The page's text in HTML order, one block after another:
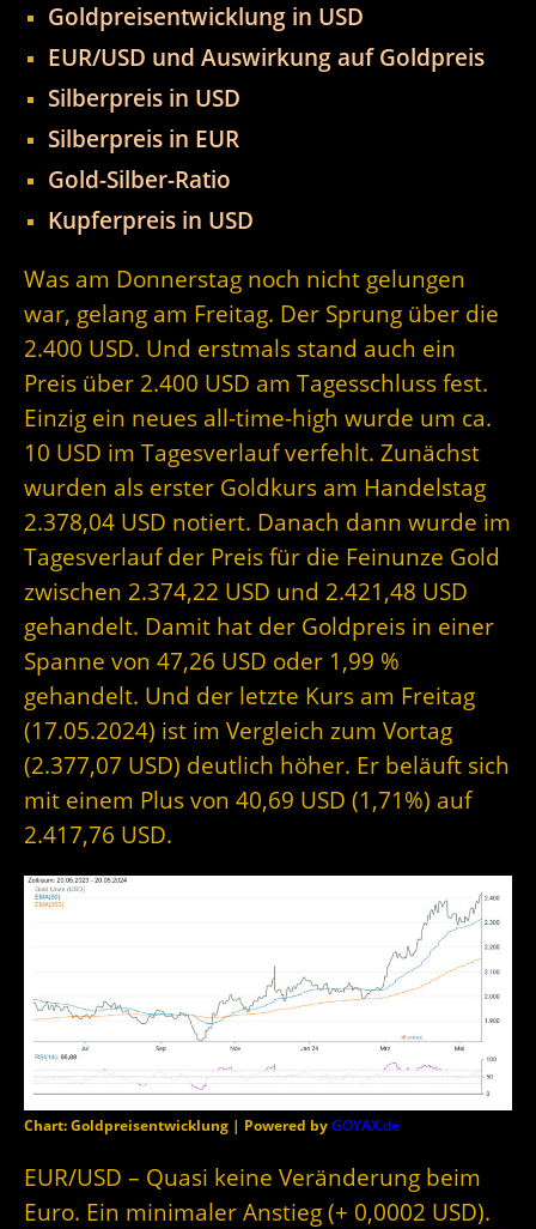
Goldpreisentwicklung in USD
EUR/USD und Auswirkung auf Goldpreis
Silberpreis in USD
Silberpreis in EUR
Gold-Silber-Ratio
Kupferpreis in USD
Was am Donnerstag noch nicht gelungen
war, gelang am Freitag. Der Sprung über die
2.400 USD. Und erstmals stand auch ein
Preis über 2.400 USD am Tagesschluss fest.
Einzig ein neues all-time-high wurde um ca.
10 USD im Tagesverlauf verfehlt. Zunächst
wurden als erster Goldkurs am Handelstag
2.378,04 USD notiert. Danach dann wurde im
Tagesverlauf der Preis für die Feinunze Gold
zwischen 2.374,22 USD und 2.421,48 USD
gehandelt. Damit hat der Goldpreis in einer
Spanne von 47,26 USD oder 1,99 %
gehandelt. Und der letzte Kurs am Freitag
(17.05.2024) ist im Vergleich zum Vortag
(2.377,07 USD) deutlich höher. Er beläuft sich
mit einem Plus von 40,69 USD (1,71%) auf
2.417,76 USD.
Chart: Goldpreisentwicklung | Powered byGOYAX.de
EUR/USD – Quasi keine Veränderung beim
Euro. Ein minimaler Anstieg (+ 0,0002 USD).